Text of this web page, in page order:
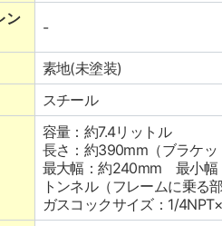
ン
-
素地(未塗装)
スチール
容量：約7.4リットル
長さ：約390mm（ブラケッ
最大幅：約240mm 最小
トンネル（フレームに乗
ガスコックサイズ：1/